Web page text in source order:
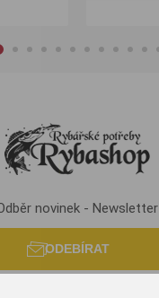
novinek - Newsletter
ODEBÍRAT